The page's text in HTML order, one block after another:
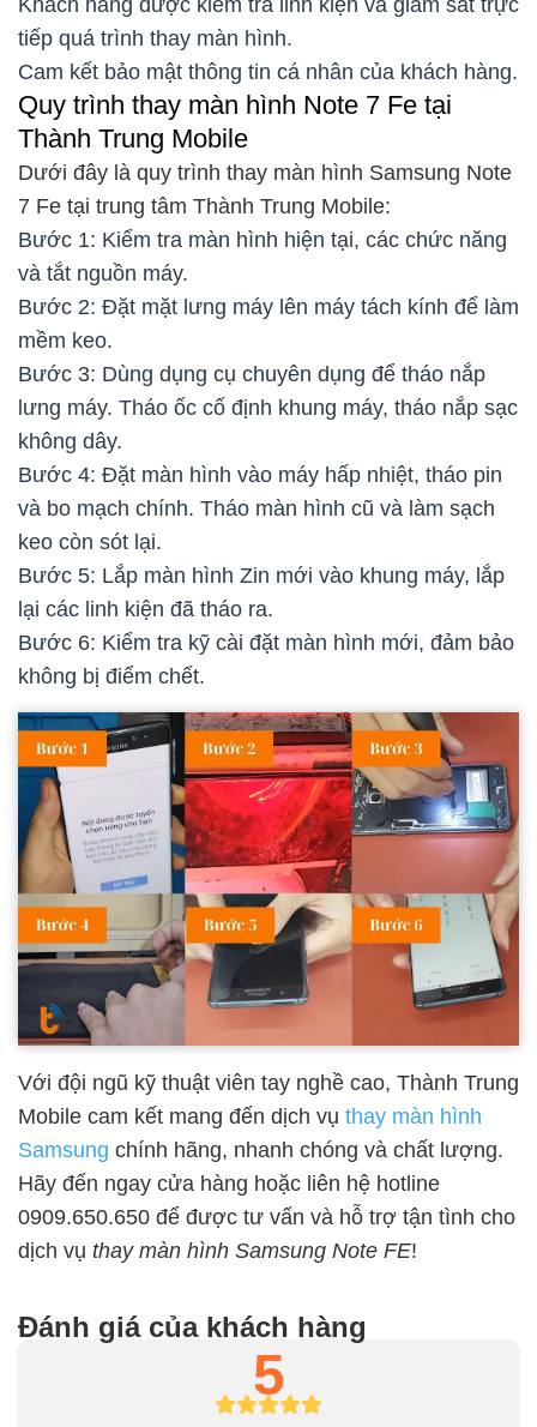
tiếp quá trình thay màn hình.
Cam kết bảo mật thông tin cá nhân của khách hàng.
Quy trình thay màn hình Note 7 Fe tại
Thành Trung Mobile
Dưới đây là quy trình thay màn hình Samsung Note
7 Fe tại trung tâm Thành Trung Mobile:
Bước 1: Kiểm tra màn hình hiện tại, các chức năng
và tắt nguồn máy.
Bước 2: Đặt mặt lưng máy lên máy tách kính để làm
mềm keo.
Bước 3: Dùng dụng cụ chuyên dụng để tháo nắp
lưng máy. Tháo ốc cố định khung máy, tháo nắp sạc
không dây.
Bước 4: Đặt màn hình vào máy hấp nhiệt, tháo pin
và bo mạch chính. Tháo màn hình cũ và làm sạch
keo còn sót lại.
Bước 5: Lắp màn hình Zin mới vào khung máy, lắp
lại các linh kiện đã tháo ra.
Bước 6: Kiểm tra kỹ cài đặt màn hình mới, đảm bảo
không bị điểm chết.
Với đội ngũ kỹ thuật viên tay nghề cao, Thành Trung
Mobile cam kết mang đến dịch vụ thay màn hình
Samsung chính hãng, nhanh chóng và chất lượng.
Hãy đến ngay cửa hàng hoặc liên hệ hotline
0909.650.650 để được tư vấn và hỗ trợ tận tình cho
dịch vụ thay màn hình Samsung Note FE!
Đánh giá của khách hàng
5